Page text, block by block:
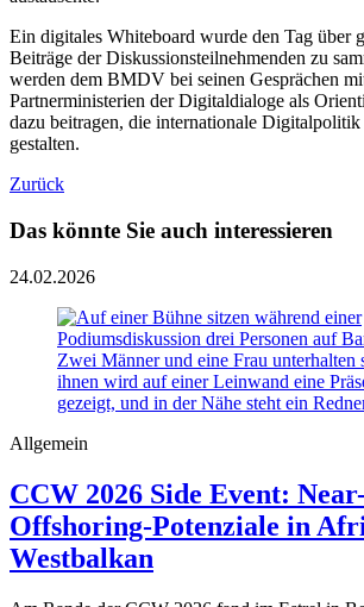
Ein digitales Whiteboard wurde den Tag über
Beiträge der Diskussionsteilnehmenden zu
werden dem BMDV bei seinen Gesprächen
Partnerministerien der Digitaldialoge als
dazu beitragen, die internationale Digitalpolitik
gestalten.
Zurück
Das könnte Sie auch interessieren
24.02.2026
Allgemein
CCW 2026 Side Event:
Offshoring-Potenziale in
Westbalkan